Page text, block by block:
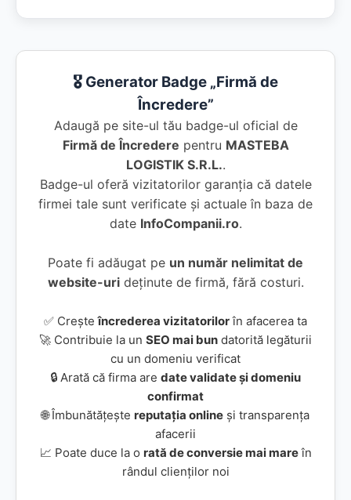
🎖️ Generator Badge „Firmă de
Încredere”
Adaugă pe site-ul tău badge-ul oficial de
Firmă de Încredere pentru MASTEBA
LOGISTIK S.R.L..
Badge-ul oferă vizitatorilor garanția că datele
firmei tale sunt verificate și actuale în baza de
date InfoCompanii.ro.
Poate fi adăugat pe un număr nelimitat de
website-urideținute de firmă, fără costuri.
✅ Creșteîncrederea vizitatorilorîn afacerea ta
🚀 Contribuie la un SEO mai bun datorită legăturii
cu un domeniu verificat
🔒 Arată că firma are date validate și domeniu
confirmat
🌐 Îmbunătățește reputația online și transparența
afacerii
📈 Poate duce la o rată de conversie mai mareîn
rândul clienților noi